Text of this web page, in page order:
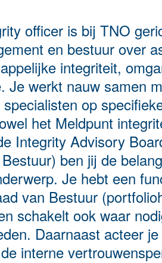
officer is bij TNO
en bestuur over
integriteit,
Je werkt nauw samen
op
het Meldpunt
Integrity Advisory
ben jij de
Je hebt een
van Bestuur
schakelt ook waar
Daarnaast acteer
interne